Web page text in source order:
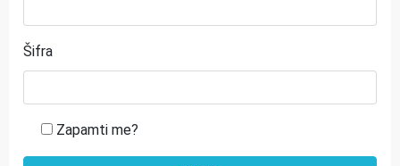
Šifra
Zapamti me?